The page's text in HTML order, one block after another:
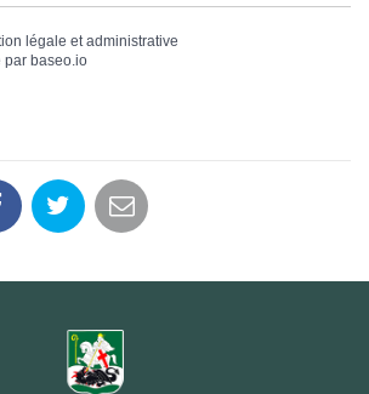
légale et administrative
par baseo.io